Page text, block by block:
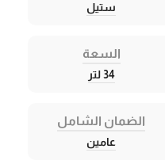
ستيل
السعة
34 لتر
الضمان الشامل
عامين